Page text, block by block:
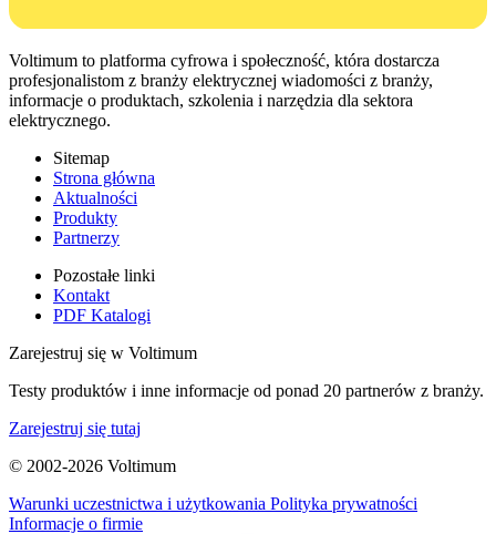
Voltimum to platforma cyfrowa i społeczność, która dostarcza
profesjonalistom z branży elektrycznej wiadomości z branży,
informacje o produktach, szkolenia i narzędzia dla sektora
elektrycznego.
Sitemap
Strona główna
Aktualności
Produkty
Partnerzy
Pozostałe linki
Kontakt
PDF Katalogi
Zarejestruj się w Voltimum
Testy produktów i inne informacje od ponad 20 partnerów z branży.
Zarejestruj się tutaj
© 2002-2026 Voltimum
Warunki uczestnictwa i użytkowania Polityka prywatności
Informacje o firmie